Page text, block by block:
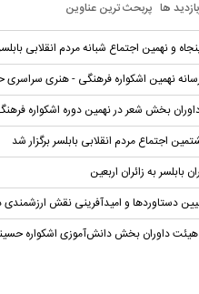
ها پربحث ترین عناوین
و نهمین اجتماع شبانه مردم انقلابی
نهمین اشکواره فرهنگی‌ - هنری
بخش شعر در نهمین دوره اشکواره
اجتماع مردم انقلابی بابلسر برگزار شد
بابلسر به زائران اربعین
دستاوردها و امیدآفرینی نقش ارزشمندی
داوران بخش دانش‌آموزی اشکواره